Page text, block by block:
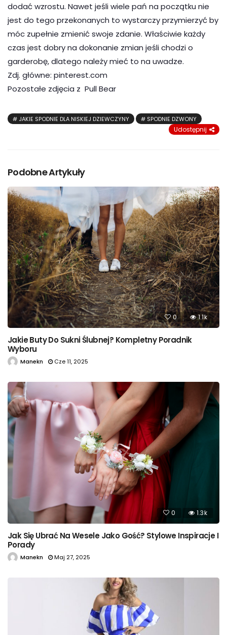
dodać wzrostu. Nawet jeśli wiele pań na początku nie
jest do tego przekonanych to wystarczy przymierzyć by
móc zupełnie zmienić swoje zdanie. Właściwie każdy
czas jest dobry na dokonanie zmian jeśli chodzi o
garderobę, dlatego należy mieć to na uwadze.
Zdj. główne: pinterest.com
Pozostałe zdjęcia z Pull Bear
JAKIE SPODNIE DLA NISKIEJ DZIEWCZYNY SPODNIE DZWONY
Udostępnij
Podobne Artykuły
0 1.1k
Jakie Buty Do Sukni Ślubnej? Kompletny Poradnik
Wyboru
Manekn Cze 11, 2025
0 1.3k
Jak Się Ubrać Na Wesele Jako Gość? Stylowe Inspiracje I
Porady
Manekn Maj 27, 2025